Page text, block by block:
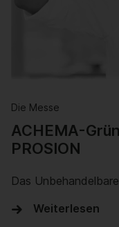
Weiterlesen
Die Messe
ACHEMA-
PROSION
Das
Weiterlesen